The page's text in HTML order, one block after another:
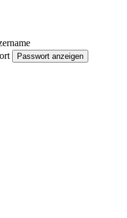
Passwort anzeigen